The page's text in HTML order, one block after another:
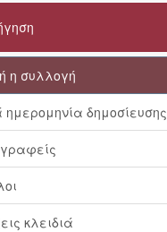
η συλλογή
ημερομηνία δημοσίευσης
κλειδιά